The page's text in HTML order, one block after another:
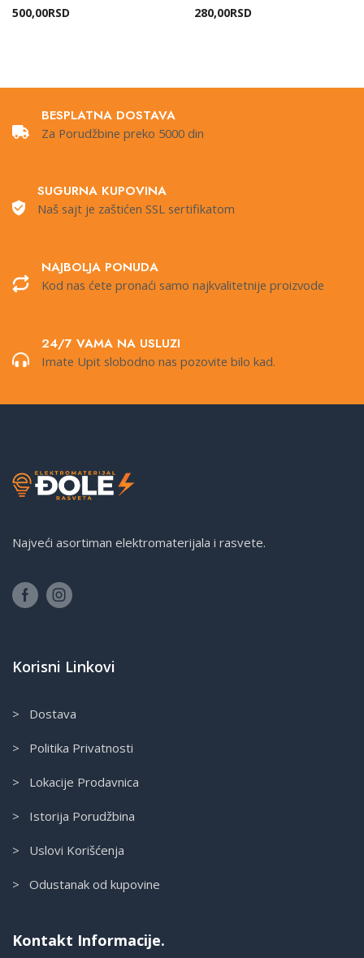
500,00RSD 280,00RSD
BESPLATNA DOSTAVA
Za Porudžbine preko 5000 din
SUGURNA KUPOVINA
Naš sajt je zaštićen SSL sertifikatom
NAJBOLJA PONUDA
Kod nas ćete pronaći samo najkvalitetnije proizvode
24/7 VAMA NA USLUZI
Imate Upit slobodno nas pozovite bilo kad.
Najveći asortiman elektromaterijala i rasvete.
Korisni Linkovi
> Dostava
> Politika Privatnosti
> Lokacije Prodavnica
> Istorija Porudžbina
> Uslovi Korišćenja
> Odustanak od kupovine
Kontakt Informacije.